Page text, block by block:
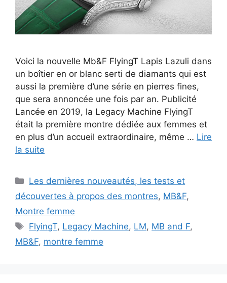
Voici la nouvelle Mb&F FlyingT Lapis Lazuli dans
un boîtier en or blanc serti de diamants qui est
aussi la première d’une série en pierres fines,
que sera annoncée une fois par an. Publicité
Lancée en 2019, la Legacy Machine FlyingT
était la première montre dédiée aux femmes et
en plus d’un accueil extraordinaire, même … Lire
la suite
Catégories
Les dernières nouveautés, les tests et
découvertes à propos des montres, MB&F,
Montre femme
Étiquettes
FlyingT, Legacy Machine, LM, MB and F,
MB&F, montre femme